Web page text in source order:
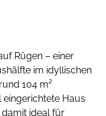
Rügen – einer
im idyllischen
104 m²
Haus
damit ideal für